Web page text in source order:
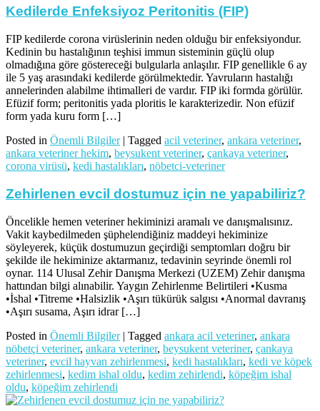
Kedilerde Enfeksiyoz Peritonitis (FIP)
FIP kedilerde corona virüslerinin neden olduğu bir enfeksiyondur.
Kedinin bu hastalığının teşhisi immun sisteminin güçlü olup
olmadığına göre göstereceği bulgularla anlaşılır. FIP genellikle 6 ay
ile 5 yaş arasındaki kedilerde görülmektedir. Yavruların hastalığı
annelerinden alabilme ihtimalleri de vardır. FIP iki formda görülür.
Efüzif form; peritonitis yada ploritis le karakterizedir. Non efüzif
form yada kuru form […]
Posted in Önemli Bilgiler| Tagged acil veteriner, ankara veteriner,
ankara veteriner hekim, beysukent veteriner, çankaya veteriner,
corona virüsü, kedi hastalıkları, nöbetci-veteriner
Zehirlenen evcil dostumuz için ne yapabiliriz?
Öncelikle hemen veteriner hekiminizi aramalı ve danışmalısınız.
Vakit kaybedilmeden şüphelendiğiniz maddeyi hekiminize
söyleyerek, küçük dostumuzun geçirdiği semptomları doğru bir
şekilde ile hekiminize aktarmanız, tedavinin seyrinde önemli rol
oynar. 114 Ulusal Zehir Danışma Merkezi (UZEM) Zehir danışma
hattından bilgi alınabilir. Yaygın Zehirlenme Belirtileri •Kusma
•İshal •Titreme •Halsizlik •Aşırı tükürük salgısı •Anormal davranış
•Aşırı susama, Aşırı idrar […]
Posted in Önemli Bilgiler| Tagged ankara acil veteriner, ankara
nöbetçi veteriner, ankara veteriner, beysukent veteriner, çankaya
veteriner, evcil hayvan zehirlenmesi, kedi hastalıkları, kedi ve köpek
zehirlenmesi, kedim ishal oldu, kedim zehirlendi, köpeğim ishal
oldu, köpeğim zehirlendi